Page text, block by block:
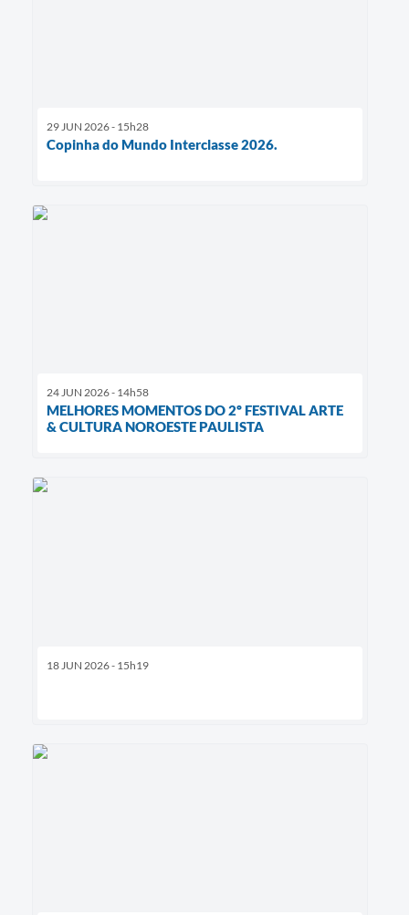
29 JUN 2026 - 15h28
Copinha do Mundo Interclasse 2026.
24 JUN 2026 - 14h58
MELHORES MOMENTOS DO 2º FESTIVAL ARTE
& CULTURA NOROESTE PAULISTA
18 JUN 2026 - 15h19